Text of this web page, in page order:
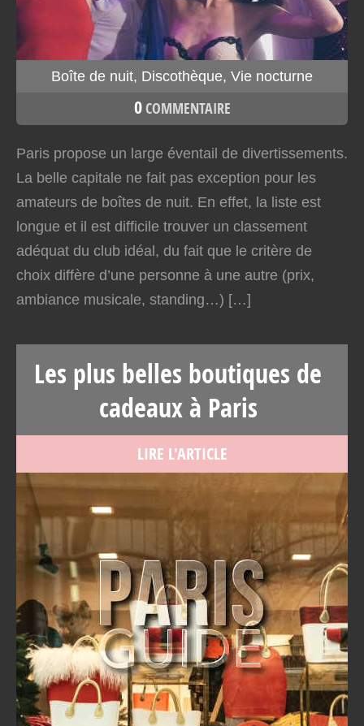
Boîte de nuit, Discothèque, Vie nocturne
0COMMENTAIRE
Paris propose un large éventail de divertissements.
La belle capitale ne fait pas exception pour les
amateurs de boîtes de nuit. En effet, la liste est
longue et il est difficile trouver un classement
adéquat du club idéal, du fait que le critère de
choix diffère d’une personne à une autre (prix,
ambiance musicale, standing…) […]
Les plus belles boutiques de
cadeaux à Paris
LIRE L'ARTICLE